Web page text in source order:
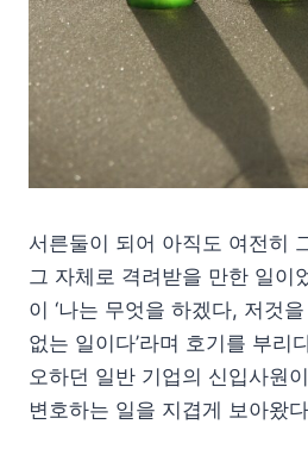
서른둘이 되어 아직도 여전히
그 자체로 격려받을 만한 일이
이 ‘나는 무엇을 하겠다, 저것
없는 일이다’라며 호기를 부리
오하던 일반 기업의 신입사원
변호하는 일을 지겹게 보아왔